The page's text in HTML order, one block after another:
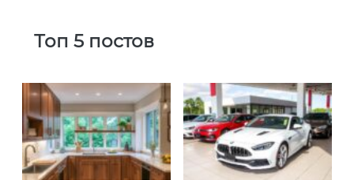
Топ 5 постов